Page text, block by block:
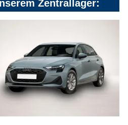
Zentrallager: